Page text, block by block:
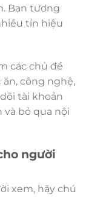
Bạn tương
tín hiệu
các chủ đề
công nghệ,
tài khoản
bỏ qua nội
người
xem, hãy chú